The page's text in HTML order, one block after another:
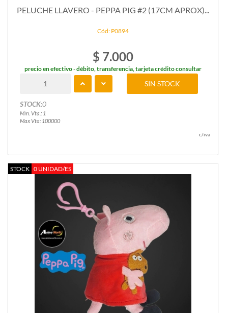
PELUCHE LLAVERO - PEPPA PIG #2 (17CM APROX)...
Cód: P0894
$ 7.000
precio en efectivo - débito, transferencia, tarjeta crédito consultar
STOCK:0
Min. Vta.: 1
Max Vta: 100000
SIN STOCK
c/iva
STOCK 0 UNIDAD/ES